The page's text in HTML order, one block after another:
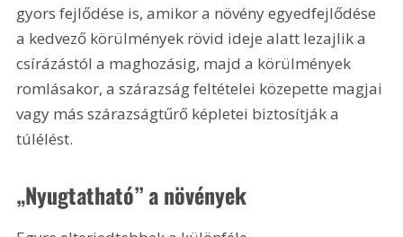
gyors fejlődése is, amikor a növény egyedfejlődése
a kedvező körülmények rövid ideje alatt lezajlik a
csírázástól a maghozásig, majd a körülmények
romlásakor, a szárazság feltételei közepette magjai
vagy más szárazságtűrő képletei biztosítják a
túlélést.
„Nyugtatható” a növények